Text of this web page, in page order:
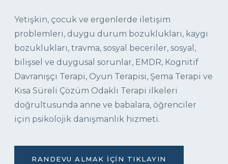
Yetişkin, çocuk ve ergenlerde iletişim
problemleri, duygu durum bozuklukları, kaygı
bozuklukları, travma, sosyal beceriler, sosyal,
bilişsel ve duygusal sorunlar, EMDR, Kognitif
Davranışçı Terapi, Oyun Terapisi, Şema Terapi ve
Kısa Süreli Çözüm Odaklı Terapi ilkeleri
doğrultusunda anne ve babalara, öğrenciler
için psikolojik danışmanlık hizmeti.
RANDEVU ALMAK İÇIN TIKLAYIN